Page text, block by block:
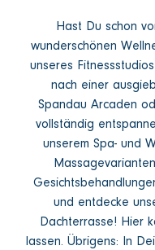
Hast Du schon
wunderschönen
unseres
nach einer
Spandau Arcaden
vollständig
unserem Spa- und
und entdecke
Dachterrasse! Hier
lassen. Übrigens: In